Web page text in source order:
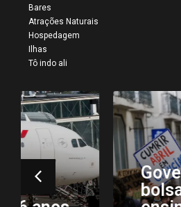
Bares
Atrações Naturais
Hospedagem
Ilhas
Tô indo ali
Governo
bolsas e